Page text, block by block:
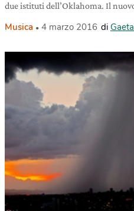
due istituti dell’Oklahoma. Il
Musica 4 marzo 2016 di